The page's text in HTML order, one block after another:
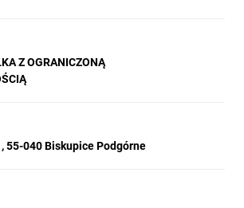
Z OGRANICZONĄ
55-040 Biskupice Podgórne